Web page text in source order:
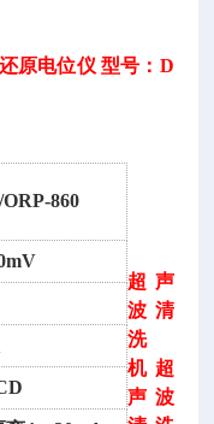
原电位仪 型号：D
860
超声
波清
洗
机 超
声波